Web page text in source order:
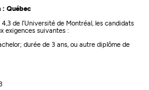
: Québec
de l’Université de Montréal, les candidats
exigences suivantes :
durée de 3 ans, ou autre diplôme de